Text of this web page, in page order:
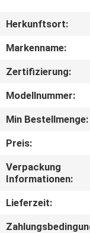
ÜBER
FABRIK-
AUSFLUG
TRETEN
Herkunftsort:
Markenname:
Zertifizierung:
Modellnummer:
Min Bestellmenge:
Preis:
Verpackung
Informationen:
Lieferzeit: